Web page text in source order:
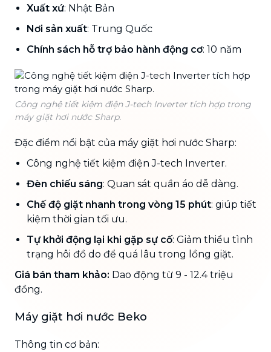
Xuất xứ: Nhật Bản
Nơi sản xuất: Trung Quốc
Chính sách hỗ trợ bảo hành động cơ: 10 năm
Công nghệ tiết kiệm điện J-tech Inverter tích hợp trong
máy giặt hơi nước Sharp.
Đặc điểm nổi bật của máy giặt hơi nước Sharp:
Công nghệ tiết kiệm điện J-tech Inverter.
Đèn chiếu sáng: Quan sát quần áo dễ dàng.
Chế độ giặt nhanh trong vòng 15 phút: giúp tiết
kiệm thời gian tối ưu.
Tự khởi động lại khi gặp sự cố: Giảm thiểu tình
trạng hôi đồ do để quá lâu trong lồng giặt.
Giá bán tham khảo: Dao động từ 9 - 12.4 triệu
đồng.
Máy giặt hơi nước Beko
Thông tin cơ bản: